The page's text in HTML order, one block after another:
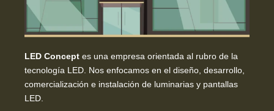
LED Concept es una empresa orientada al rubro de la
tecnología LED. Nos enfocamos en el diseño, desarrollo,
comercialización e instalación de luminarias y pantallas
LED.